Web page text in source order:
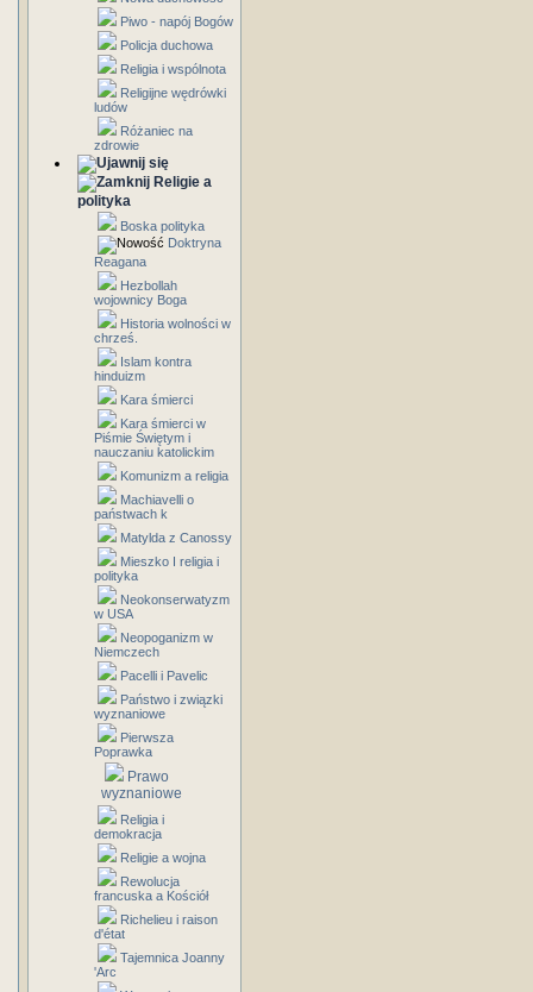
Piwo - napój Bogów
Policja duchowa
Religia i wspólnota
Religijne wędrówki
ludów
Różaniec na
zdrowie
Religie a
polityka
Boska polityka
Doktryna
Reagana
Hezbollah
wojownicy Boga
Historia wolności w
chrześ.
Islam kontra
hinduizm
Kara śmierci
Kara śmierci w
Piśmie Świętym i
nauczaniu katolickim
Komunizm a religia
Machiavelli o
państwach k
Matylda z Canossy
Mieszko I religia i
polityka
Neokonserwatyzm
w USA
Neopoganizm w
Niemczech
Pacelli i Pavelic
Państwo i związki
wyznaniowe
Pierwsza
Poprawka
Prawo
wyznaniowe
Religia i
demokracja
Religie a wojna
Rewolucja
francuska a Kościół
Richelieu i raison
d'état
Tajemnica Joanny
'Arc